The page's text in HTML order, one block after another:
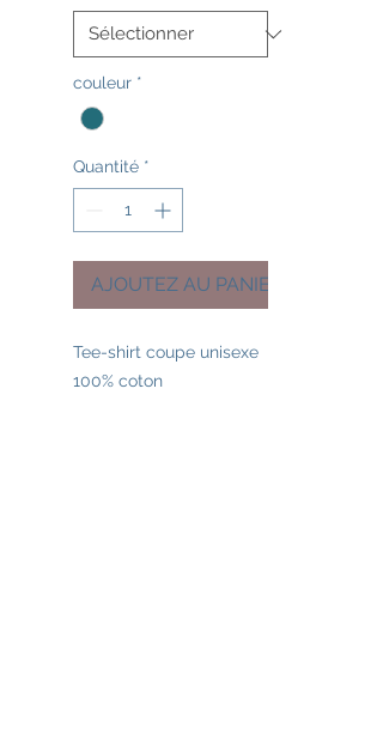
couleur *
Quantité *
AJOUTEZ AU PANIER
Tee-shirt coupe unisexe
100% coton